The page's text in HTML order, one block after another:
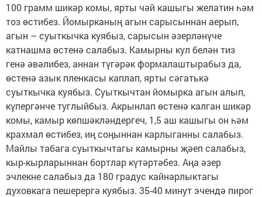
100 грамм шикәр комы, ярты чәй кашыгы желатин һәм
тоз өстибез. Йомырканың агын сарысыннан аерып,
агын – суыткычка куябыз, сарысын әзерләнүче
катнашма өстенә салабыз. Камырны кул белән тиз
генә әвәлибез, аннан түгәрәк формалаштырабыз да,
өстенә азык пленкасы каплап, ярты сәгатькә
суыткычка куябыз. Суыткычтан йомырка агын алып,
күпергәнче туглыйбыз. Акрынлап өстенә калган шикәр
комы, камыр көпшәкләндергеч, 1,5 аш кашыгы он һәм
крахмал өстибез, иң соңыннан карлыганны салабыз.
Майлы табага суыткычтагы камырны җәеп салабыз,
кыр-кырларыннан бортлар күтәртәбез. Аңа әзер
эчлекне салабыз да 180 градус кайнарлыктагы
духовкага пешерергә куябыз. 35-40 минут эчендә пирог